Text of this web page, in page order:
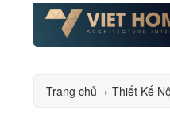
Trang chủ › Thiết Kế